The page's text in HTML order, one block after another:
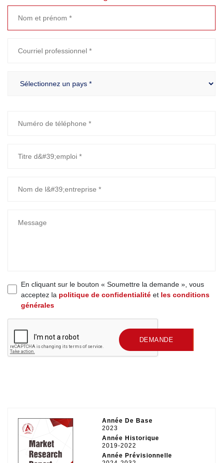
En cliquant sur le bouton « Soumettre la demande », vous
acceptez la politique de confidentialité et les conditions
générales
SOUMETTRE UNE DEMANDE
Année De Base
2023
Année Historique
2019-2022
Année Prévisionnelle